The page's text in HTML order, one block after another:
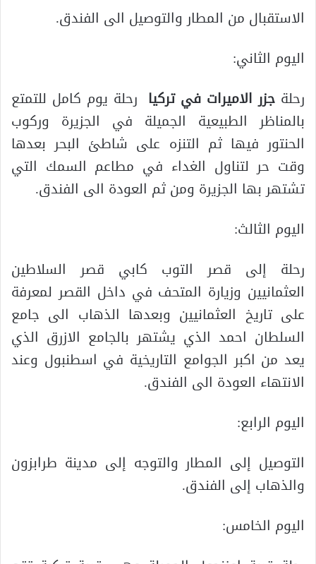
الاستقبال من المطار والتوصيل الى الفندق.
اليوم الثاني:
رحلة جزر الاميرات في تركيا رحلة يوم كامل للتمتع
بالمناظر الطبيعية الجميلة في الجزيرة وركوب
الحنتور فيها ثم التنزه على شاطئ البحر بعدها
وقت حر لتناول الغداء في مطاعم السمك التي
تشتهر بها الجزيرة ومن ثم العودة الى الفندق.
اليوم الثالث:
رحلة إلى قصر التوب كابي قصر السلاطين
العثمانيين وزيارة المتحف في داخل القصر لمعرفة
على تاريخ العثمانيين وبعدها الذهاب الى جامع
السلطان احمد الذي يشتهر بالجامع الازرق الذي
يعد من اكبر الجوامع التاريخية في اسطنبول وعند
الانتهاء العودة الى الفندق.
اليوم الرابع:
التوصيل إلى المطار والتوجه إلى مدينة طرابزون
والذهاب إلى الفندق.
اليوم الخامس: